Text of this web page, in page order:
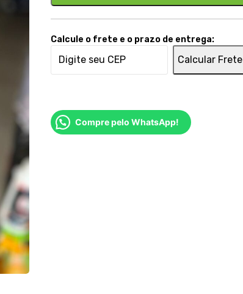
Calcule o frete e o prazo de entrega:
Calcular Frete
Compre pelo WhatsApp!